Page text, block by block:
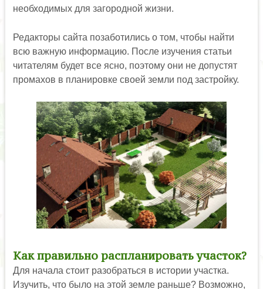
необходимых для загородной жизни.
Редакторы сайта позаботились о том, чтобы найти
всю важную информацию. После изучения статьи
читателям будет все ясно, поэтому они не допустят
промахов в планировке своей земли под застройку.
Как правильно распланировать участок?
Для начала стоит разобраться в истории участка.
Изучить, что было на этой земле раньше? Возможно,